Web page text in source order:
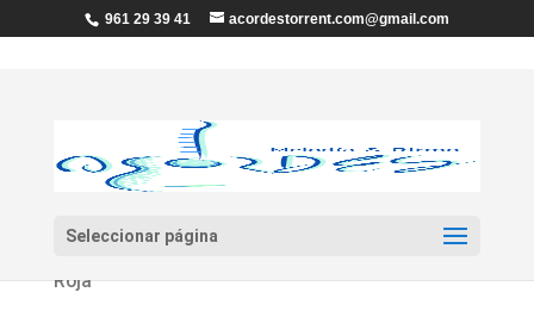
961 29 39 41 acordestorrent.com@gmail.com
Seleccionar página
Inicio/ Flauta «FLAGEOLET» FA Bronce Boquilla
Roja